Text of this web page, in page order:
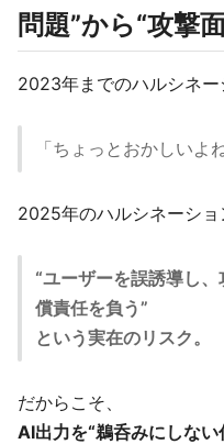
問題”から“攻撃
2023年までのハルシネー
「ちょっとおかしいよ
2025年のハルシネーショ
“ユーザーを誤誘導し
償責任を負う”
という実在のリスク。
だからこそ、
AI出力を“鵜呑みにしな